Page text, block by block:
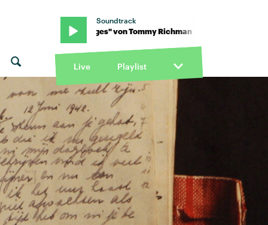
Soundtrack
· "Changes" von Tommy Richman · "Changes" von Tommy
Live Playlist